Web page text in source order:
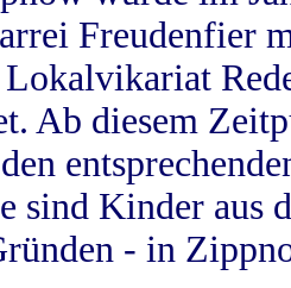
Freudenfier
Ab diesem
sind Kinder aus
- in